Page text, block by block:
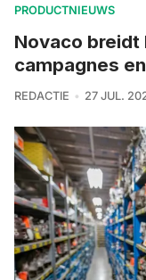
PRODUCTNIEUWS
Novaco breidt
campagnes
REDACTIE 27 JUL.